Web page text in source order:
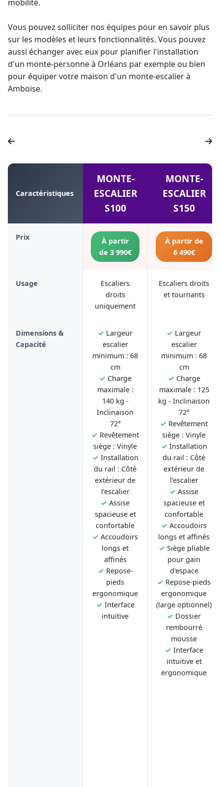
mobilité.
Vous pouvez solliciter nos équipes pour en savoir plus
sur les modèles et leurs fonctionnalités. Vous pouvez
aussi échanger avec eux pour planifier l'installation
d'un monte-personne à Orléans par exemple ou bien
pour équiper votre maison d'un monte-escalier à
Amboise.
Caractéristiques
MONTE-
ESCALIER
S100
MONTE-
ESCALIER
S150
Prix
À partir
de 3 990€
À partir de
6 490€
Usage
Escaliers
droits
uniquement
Escaliers droits
et tournants
Dimensions &
Capacité
✓ Largeur
escalier
minimum : 68
cm
✓ Charge
maximale :
140 kg -
Inclinaison
72°
✓ Revêtement
siège : Vinyle
✓ Installation
du rail : Côté
extérieur de
l’escalier
✓ Assise
spacieuse et
confortable
✓ Accoudoirs
longs et
affinés
✓ Repose-
pieds
ergonomique
✓ Interface
intuitive
✓ Largeur
escalier
minimum : 68
cm
✓ Charge
maximale : 125
kg - Inclinaison
72°
✓ Revêtement
siège : Vinyle
✓ Installation
du rail : Côté
extérieur de
l’escalier
✓ Assise
spacieuse et
confortable
✓ Accoudoirs
longs et affinés
✓ Siège pliable
pour gain
d'espace
✓ Repose-pieds
ergonomique
(large optionnel)
✓ Dossier
rembourré
mousse
✓ Interface
intuitive et
ergonomique